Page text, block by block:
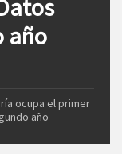
año
ocupa el primer
año